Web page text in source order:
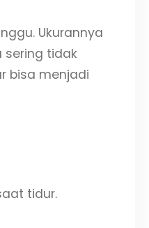
Ukurannya
sering tidak
bisa menjadi
tidur.